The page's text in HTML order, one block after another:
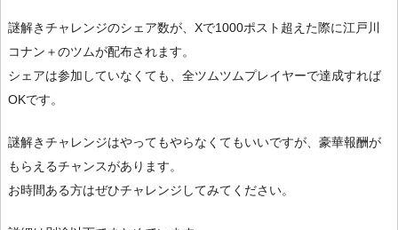
謎解きチャレンジのシェア数が、Xで1000ポスト超えた際に江戸川
コナン＋のツムが配布されます。
シェアは参加していなくても、全ツムツムプレイヤーで達成すれば
OKです。
謎解きチャレンジはやってもやらなくてもいいですが、豪華報酬が
もらえるチャンスがあります。
お時間ある方はぜひチャレンジしてみてください。